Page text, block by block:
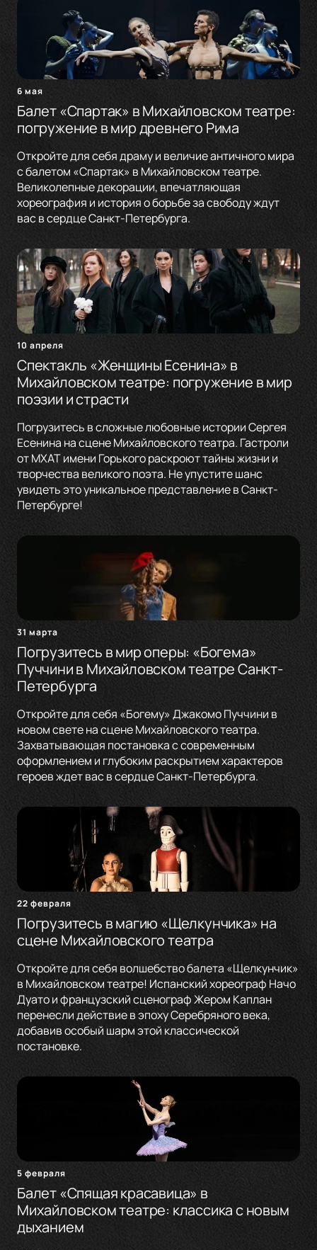
6 мая
Балет «Спартак» в Михайловском театре:
погружение в мир древнего Рима
Откройте для себя драму и величие античного мира
с балетом «Спартак» в Михайловском театре.
Великолепные декорации, впечатляющая
хореография и история о борьбе за свободу ждут
вас в сердце Санкт-Петербурга.
10 апреля
Спектакль «Женщины Есенина» в
Михайловском театре: погружение в мир
поэзии и страсти
Погрузитесь в сложные любовные истории Сергея
Есенина на сцене Михайловского театра. Гастроли
от МХАТ имени Горького раскроют тайны жизни и
творчества великого поэта. Не упустите шанс
увидеть это уникальное представление в Санкт-
Петербурге!
31 марта
Погрузитесь в мир оперы: «Богема»
Пуччини в Михайловском театре Санкт-
Петербурга
Откройте для себя «Богему» Джакомо Пуччини в
новом свете на сцене Михайловского театра.
Захватывающая постановка с современным
оформлением и глубоким раскрытием характеров
героев ждет вас в сердце Санкт-Петербурга.
22 февраля
Погрузитесь в магию «Щелкунчика» на
сцене Михайловского театра
Откройте для себя волшебство балета «Щелкунчик»
в Михайловском театре! Испанский хореограф Начо
Дуато и французский сценограф Жером Каплан
перенесли действие в эпоху Серебряного века,
добавив особый шарм этой классической
постановке.
5 февраля
Балет «Спящая красавица» в
Михайловском театре: классика с новым
дыханием